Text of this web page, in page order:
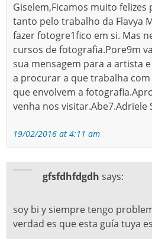
Giselem,Ficamos muito felizes
tanto pelo trabalho da Flavya
fazer fotogre1fico em si. Mas
cursos de fotografia.Pore9m
sua mensagem para a artista
a procurar a que trabalha
que envolvem a
venha nos visitar.Abe7.Adriele
19/02/2016 at 4:11 am
gfsfdhfdgdh says:
soy bi y siempre tengo
verdad es que esta guía tuya